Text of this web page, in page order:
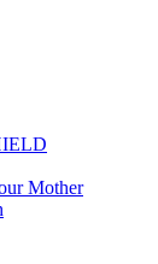
Mother